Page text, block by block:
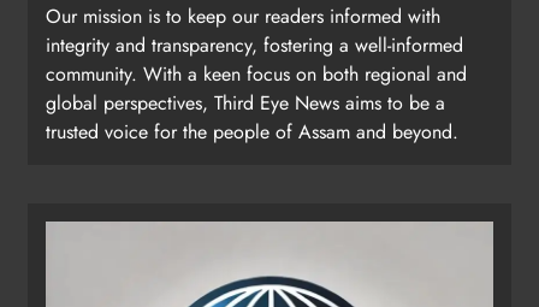
Our mission is to keep our readers informed with
integrity and transparency, fostering a well-informed
community. With a keen focus on both regional and
global perspectives, Third Eye News aims to be a
trusted voice for the people of Assam and beyond.